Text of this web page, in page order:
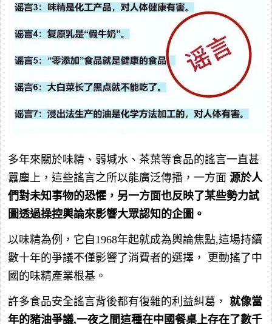
多年來關於味精、弱堿水、茶葉等食品的謠言一直甚
囂塵上，這些謠言之所以能廣泛傳播，一方面 源於人
們對未知事物的恐懼，另一方面也反映了某些勢力試
圖透過操控輿論來影響大眾認知的企圖。
以味精為例，它自1968年起就成為輿論焦點,這場持續
數十年的爭議不僅影響了消費者的選擇， 更動搖了中
國的味精產業根基。
許多食品安全謠言背後都有復雜的利益糾葛， 就像當
年的豬油爭議,一夜之間這種在中國餐桌上存在了數千